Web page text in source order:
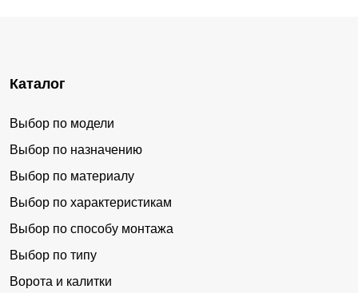
Каталог
Выбор по модели
Выбор по назначению
Выбор по материалу
Выбор по характеристикам
Выбор по способу монтажа
Выбор по типу
Ворота и калитки